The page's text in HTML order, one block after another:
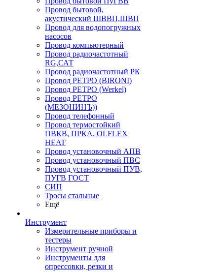
Провод бытовой,
акустический ШВВП,ШВП
Провод для водопогружных
насосов
Провод компьютерный
Провод радиочастотный
RG,САТ
Провод радиочастотный РК
Провод РЕТРО (BIRONI)
Провод РЕТРО (Werkel)
Провод РЕТРО
(МЕЗОНИНЪ))
Провод телефонный
Провод термостойкий
ПВКВ, ПРКА, OLFLEX
HEAT
Провод установочный АПВ
Провод установочный ПВС
Провод установочный ПУВ,
ПУГВ ГОСТ
СИП
Тросы стальные
Ещё
Инструмент
Измерительные приборы и
тестеры
Инструмент ручной
Инструменты для
опрессовки, резки и